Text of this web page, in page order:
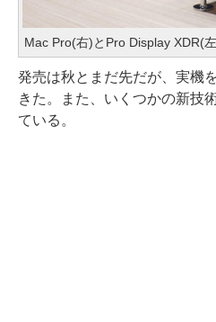
Mac Pro(右)とPro Display XDR(
発売は秋とまだ先だが、実機
きた。また、いくつかの新技
ている。